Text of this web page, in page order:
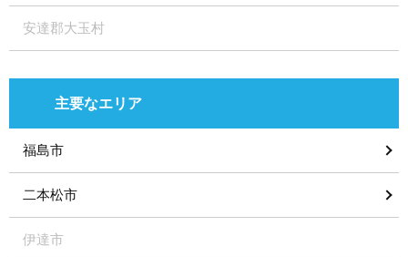
安達郡大玉村
主要なエリア
福島市
二本松市
伊達市